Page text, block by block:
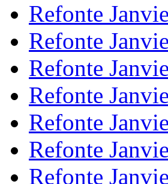
Refonte
Refonte
Refonte
Refonte
Refonte
Refonte
Refonte